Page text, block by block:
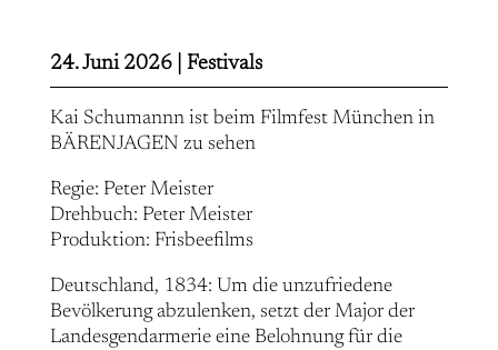
24. Juni 2026 | Festivals
Kai Schumannn ist beim Filmfest München in
BÄRENJAGEN zu sehen
Regie: Peter Meister
Drehbuch: Peter Meister
Produktion: Frisbeefilms
Deutschland, 1834: Um die unzufriedene
Bevölkerung abzulenken, setzt der Major der
Landesgendarmerie eine Belohnung für die